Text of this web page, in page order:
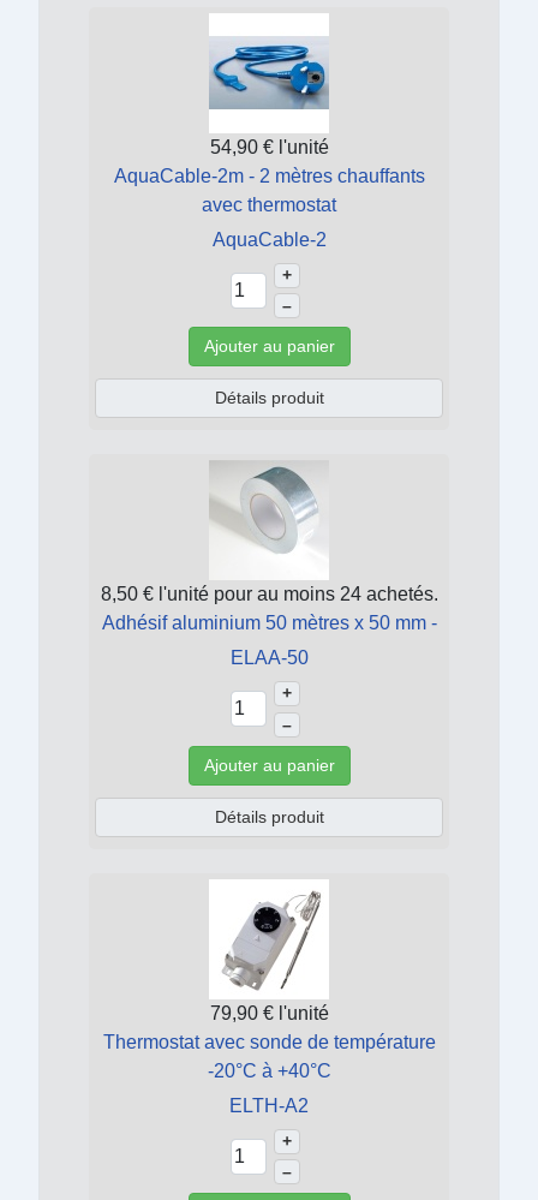
54,90 € l'unité
AquaCable-2m - 2 mètres chauffants
avec thermostat
AquaCable-2
+
–
Ajouter au panier
Détails produit
8,50 € l'unité pour au moins 24 achetés.
Adhésif aluminium 50 mètres x 50 mm -
ELAA-50
+
–
Ajouter au panier
Détails produit
79,90 € l'unité
Thermostat avec sonde de température
-20°C à +40°C
ELTH-A2
+
–